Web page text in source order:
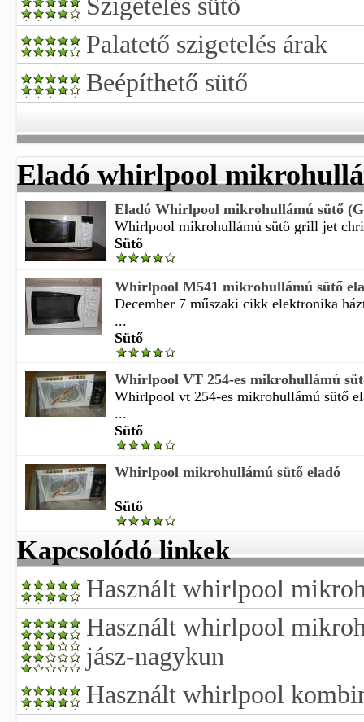
Szigetelés sütő
Palatető szigetelés árak
Beépíthető sütő
Eladó whirlpool
Eladó Whirlpool mikrohullámú sütő
Whirlpool mikrohullámú sütő grill jet
Sütő
Whirlpool M541 mikrohullámú sütő
December 7 műszaki cikk elektronika
...
Sütő
Whirlpool VT 254-es mikrohullámú
Whirlpool vt 254-es mikrohullámú sütő
...
Sütő
Whirlpool mikrohullámú sütő eladó
Sütő
Kapcsolódó linkek
Használt whirlpool
Használt whirlpool
jász-nagykun
Használt whirlpool